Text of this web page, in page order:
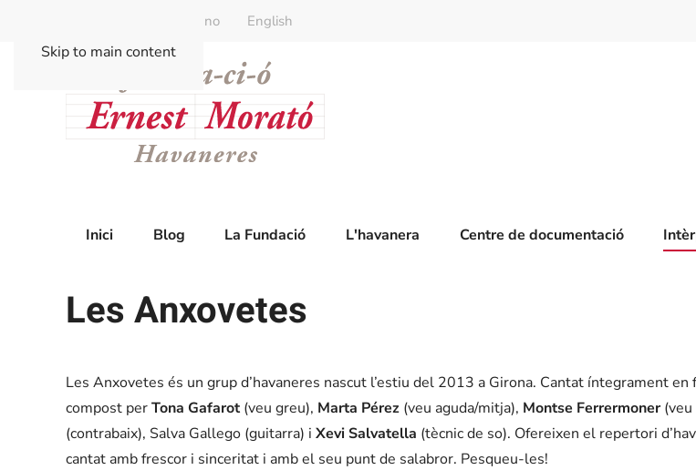
Skip to main content
Castellano English
Inici Blog La Fundació L'havanera Centre de documentació
Les Anxovetes
Les Anxovetes és un grup d’havaneres nascut l’estiu del 2013 a Girona. Cantat íntegrament
compost perTona Gafarot (veu greu), Marta Pérez (veu aguda/mitja), Montse Ferrermoner(veu
(contrabaix), Salva Gallego (guitarra) i Xevi Salvatella (tècnic de so). Ofereixen el repertori
cantat amb frescor i sinceritat i amb el seu punt de salabror. Pesqueu-les!